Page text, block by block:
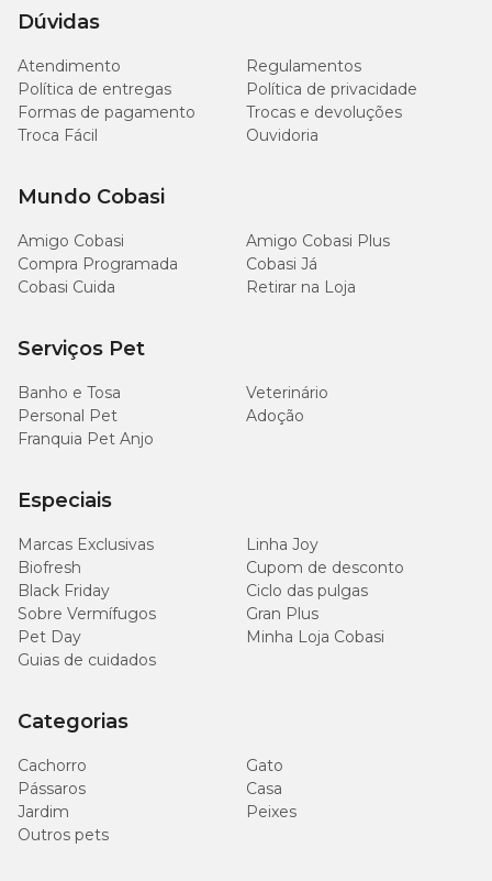
Dúvidas
Atendimento
Regulamentos
Política de entregas
Política de privacidade
Formas de pagamento
Trocas e devoluções
Troca Fácil
Ouvidoria
Mundo Cobasi
Amigo Cobasi
Amigo Cobasi Plus
Compra Programada
Cobasi Já
Cobasi Cuida
Retirar na Loja
Serviços Pet
Banho e Tosa
Veterinário
Personal Pet
Adoção
Franquia Pet Anjo
Especiais
Marcas Exclusivas
Linha Joy
Biofresh
Cupom de desconto
Black Friday
Ciclo das pulgas
Sobre Vermífugos
Gran Plus
Pet Day
Minha Loja Cobasi
Guias de cuidados
Categorias
Cachorro
Gato
Pássaros
Casa
Jardim
Peixes
Outros pets